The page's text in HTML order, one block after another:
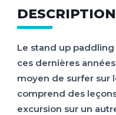
Le stand up
ces dernières
moyen de surfer sur
comprend des
excursion sur un